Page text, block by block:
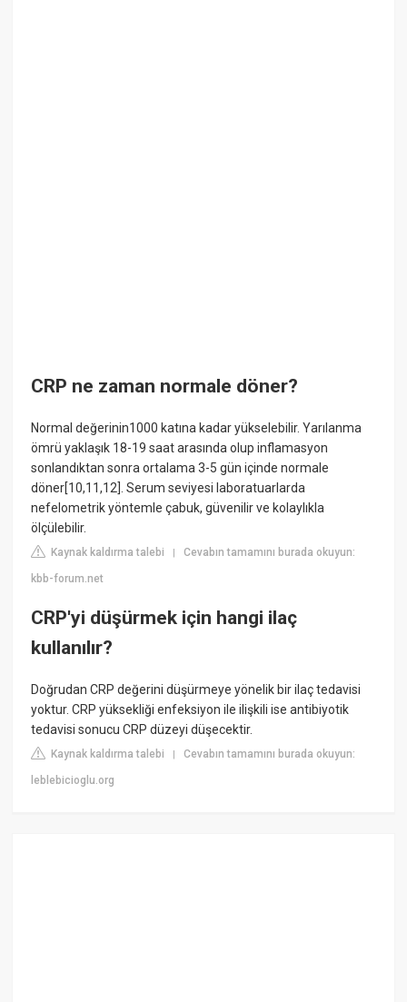
CRP ne zaman normale döner?
Normal değerinin1000 katına kadar yükselebilir. Yarılanma
ömrü yaklaşık 18-19 saat arasında olup inflamasyon
sonlandıktan sonra ortalama 3-5 gün içinde normale
döner[10,11,12]. Serum seviyesi laboratuarlarda
nefelometrik yöntemle çabuk, güvenilir ve kolaylıkla
ölçülebilir.
Kaynak kaldırma talebi |Cevabın tamamını burada okuyun:
kbb-forum.net
CRP'yi düşürmek için hangi ilaç
kullanılır?
Doğrudan CRP değerini düşürmeye yönelik bir ilaç tedavisi
yoktur. CRP yüksekliği enfeksiyon ile ilişkili ise antibiyotik
tedavisi sonucu CRP düzeyi düşecektir.
Kaynak kaldırma talebi |Cevabın tamamını burada okuyun:
leblebicioglu.org